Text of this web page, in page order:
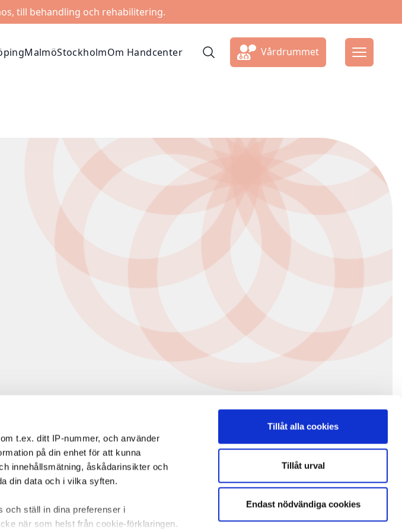
t.ex. ditt IP-nummer, och använder
på din enhet för att kunna
innehållsmätning, åskådarinsikter och
din data och i vilka syften.
och ställ in dina preferenser i
när som helst från cookie-förklaringen.
Tillåt alla cookies
Tillåt urval
Endast nödvändiga cookies
till behandling och rehabilitering.
MalmöStockholmOm Handcenter Vårdrummet